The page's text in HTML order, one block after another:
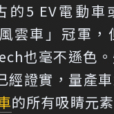
的5 EV電動車
雲車」冠軍
也毫不遜色
經證實，量產
的所有吸睛元